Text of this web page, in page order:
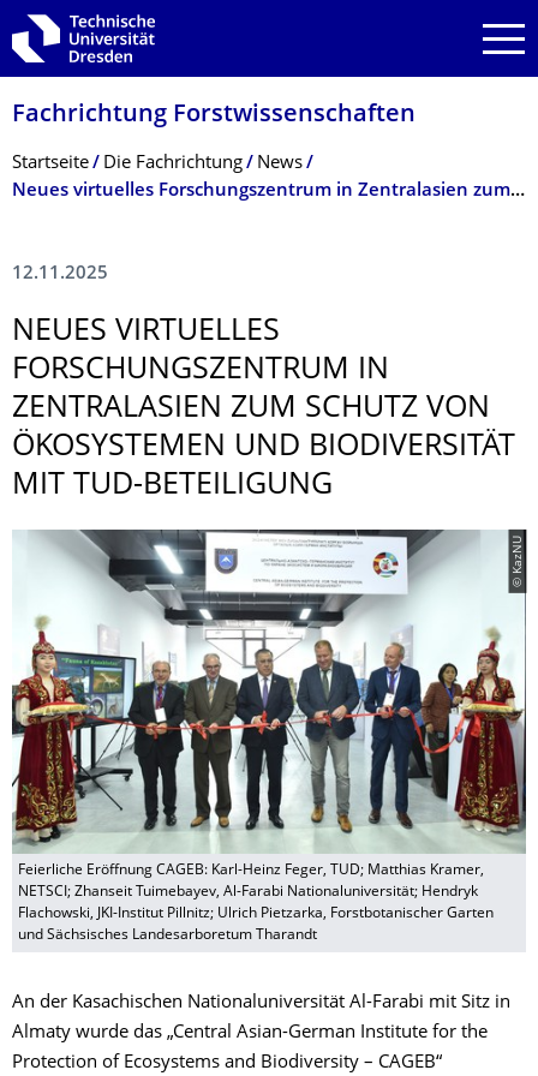
Zur Hauptnavigation springen
Zur Suche springen
Zum Inhalt springen
Fachrichtung Forstwissenschaf­ten
Breadcrumb-Menü
Startseite Die Fachrichtung
News
Neues virtuelles Forschungszentrum in Zentralasien zum Schutz von Ökosystemen und Biodiversität mit TUD-Beteiligung
12.11.2025
NEUES VIRTUELLES
FORSCHUNGSZEN­TRUM IN
ZENTRALASIEN ZUM SCHUTZ VON
ÖKOSYSTEMEN UND BIODIVERSITÄT
MIT TUD-BETEILIGUNG
© KazNU
Feierliche Eröffnung CAGEB: Karl-Heinz Feger, TUD; Matthias Kramer,
NETSCI; Zhanseit Tuimebayev, Al-Farabi Nationaluniversität; Hendryk
Flachowski, JKI-Institut Pillnitz; Ulrich Pietzarka, Forstbotanischer Garten
und Sächsisches Landesarboretum Tharandt
An der Kasachischen Nationaluniversität Al-Farabi mit Sitz in
Almaty wurde das „Central Asian-German Institute for the
Protection of Ecosystems and Biodiversity – CAGEB“